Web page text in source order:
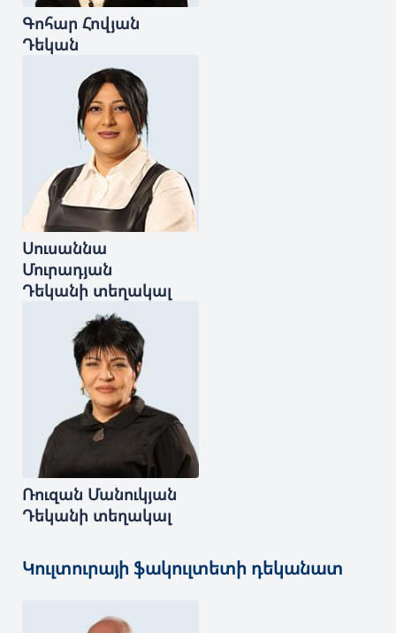
Գոհար Հովյան
Դեկան
Սուսաննա
Մուրադյան
Դեկանի տեղակալ
Ռուզան Մանուկյան
Դեկանի տեղակալ
Կուլտուրայի ֆակուլտետի դեկանատ